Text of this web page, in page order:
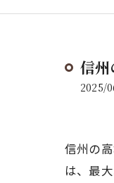
信州
2025/
信州の
は、最